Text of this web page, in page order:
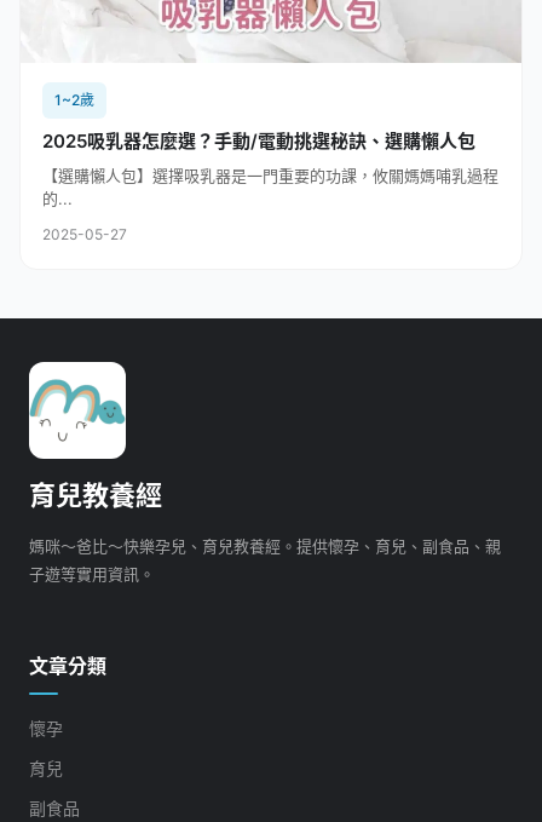
1~2歲
2025吸乳器怎麼選？手動/電動挑選秘訣、選購懶人包
【選購懶人包】選擇吸乳器是一門重要的功課，攸關媽媽哺乳過程
的...
2025-05-27
育兒教養經
媽咪～爸比～快樂孕兒、育兒教養經。提供懷孕、育兒、副食品、親
子遊等實用資訊。
文章分類
懷孕
育兒
副食品